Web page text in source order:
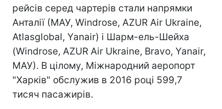
рейсів серед чартерів стали напрямки
Анталії (МАУ, Windrose, AZUR Air Ukraine,
Atlasglobal, Yanair) і Шарм-ель-Шейха
(Windrose, AZUR Air Ukraine, Bravo, Yanair,
МАУ). В цілому, Міжнародний аеропорт
"Харків" обслужив в 2016 році 599,7
тисяч пасажирів.